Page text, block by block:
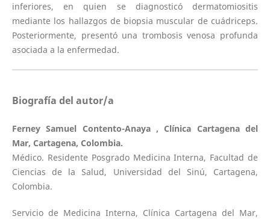
inferiores, en quien se diagnosticó dermatomiositis
mediante los hallazgos de biopsia muscular de cuádriceps.
Posteriormente, presentó una trombosis venosa profunda
asociada a la enfermedad.
Biografía del autor/a
Ferney Samuel Contento-Anaya , Clínica Cartagena del
Mar, Cartagena, Colombia.
Médico. Residente Posgrado Medicina Interna, Facultad de
Ciencias de la Salud, Universidad del Sinú, Cartagena,
Colombia.
Servicio de Medicina Interna, Clínica Cartagena del Mar,